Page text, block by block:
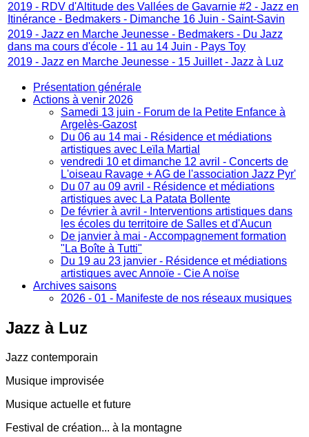
2019 - RDV d'Altitude des Vallées de Gavarnie #2 - Jazz en
Itinérance - Bedmakers - Dimanche 16 Juin - Saint-Savin
2019 - Jazz en Marche Jeunesse - Bedmakers - Du Jazz
dans ma cours d'école - 11 au 14 Juin - Pays Toy
2019 - Jazz en Marche Jeunesse - 15 Juillet - Jazz à Luz
Présentation générale
Actions à venir 2026
Samedi 13 juin - Forum de la Petite Enfance à
Argelès-Gazost
Du 06 au 14 mai - Résidence et médiations
artistiques avec Leïla Martial
vendredi 10 et dimanche 12 avril - Concerts de
L'oiseau Ravage + AG de l'association Jazz Pyr'
Du 07 au 09 avril - Résidence et médiations
artistiques avec La Patata Bollente
De février à avril - Interventions artistiques dans
les écoles du territoire de Salles et d'Aucun
De janvier à mai - Accompagnement formation
"La Boîte à Tutti"
Du 19 au 23 janvier - Résidence et médiations
artistiques avec Annoïe - Cie A noïse
Archives saisons
2026 - 01 - Manifeste de nos réseaux musiques
Jazz à Luz
Jazz contemporain
Musique improvisée
Musique actuelle et future
Festival de création... à la montagne